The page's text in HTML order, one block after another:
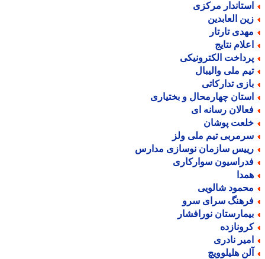
مرکزی
العابدین
تارتار
نتایج
الکترونیکی
ملی والیبال
تدارکاتی
چهارمحال و بختیاری
رسانه ای
پوشان
تیم ملی ولز
سازمان نوسازی مدارس
سوارکاری
شالویی
سرای سرو
نورافشار
نادری
هلیلوویچ